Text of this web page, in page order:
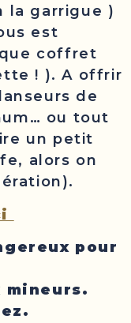
la garrigue )
est
coffret
! ). A offrir
de
ou tout
un petit
alors on
pour